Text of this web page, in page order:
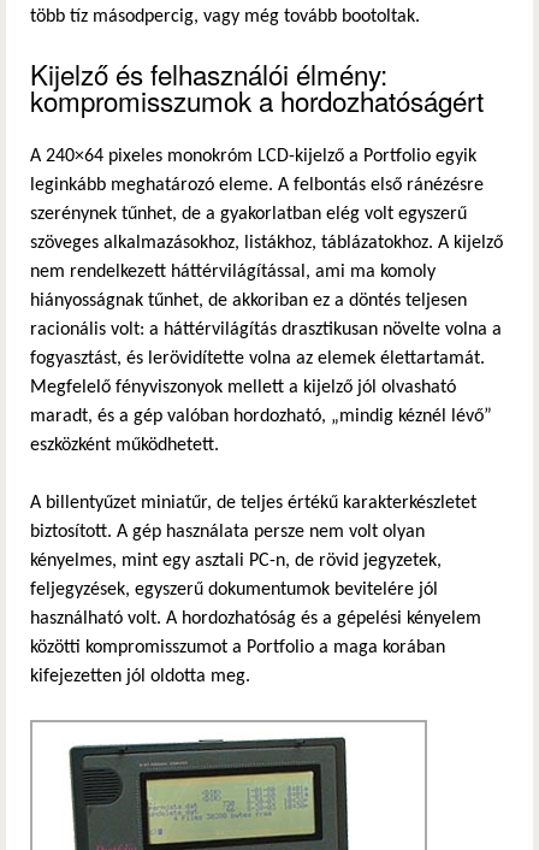
több tíz másodpercig, vagy még tovább bootoltak.
Kijelző és felhasználói élmény:
kompromisszumok a hordozhatóságért
A 240×64 pixeles monokróm LCD-kijelző a Portfolio egyik
leginkább meghatározó eleme. A felbontás első ránézésre
szerénynek tűnhet, de a gyakorlatban elég volt egyszerű
szöveges alkalmazásokhoz, listákhoz, táblázatokhoz. A kijelző
nem rendelkezett háttérvilágítással, ami ma komoly
hiányosságnak tűnhet, de akkoriban ez a döntés teljesen
racionális volt: a háttérvilágítás drasztikusan növelte volna a
fogyasztást, és lerövidítette volna az elemek élettartamát.
Megfelelő fényviszonyok mellett a kijelző jól olvasható
maradt, és a gép valóban hordozható, „mindig kéznél lévő”
eszközként működhetett.
A billentyűzet miniatűr, de teljes értékű karakterkészletet
biztosított. A gép használata persze nem volt olyan
kényelmes, mint egy asztali PC-n, de rövid jegyzetek,
feljegyzések, egyszerű dokumentumok bevitelére jól
használható volt. A hordozhatóság és a gépelési kényelem
közötti kompromisszumot a Portfolio a maga korában
kifejezetten jól oldotta meg.